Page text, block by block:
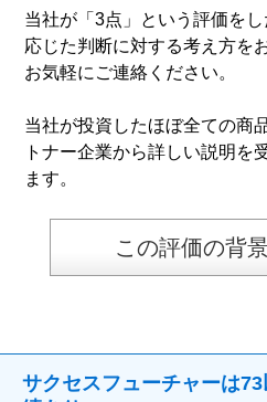
当社が「3点」という評価を
応じた判断に対する考え方を
お気軽にご連絡ください。
当社が投資したほぼ全ての商
トナー企業から詳しい説明を
ます。
この評価の背
サクセスフューチャーは